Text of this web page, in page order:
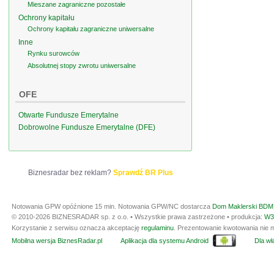
Mieszane zagraniczne pozostałe
Ochrony kapitału
Ochrony kapitału zagraniczne uniwersalne
Inne
Rynku surowców
Absolutnej stopy zwrotu uniwersalne
OFE
Otwarte Fundusze Emerytalne
Dobrowolne Fundusze Emerytalne (DFE)
Biznesradar bez reklam? Sprawdź BR Plus
Notowania GPW opóźnione 15 min. Notowania GPW/NC dostarcza Dom Maklerski
© 2010-2026 BIZNESRADAR sp. z o.o. • Wszystkie prawa zastrzeżone • produkcja:
Korzystanie z serwisu oznacza akceptację regulaminu . Prezentowanie kwotowania
Mobilna wersja BiznesRadar.pl
Aplikacja dla systemu Android Dla